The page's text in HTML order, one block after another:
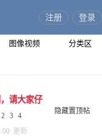
图像视频 分类区
注册 登录
隐藏置顶帖
请大家仔
2 3 4
更新